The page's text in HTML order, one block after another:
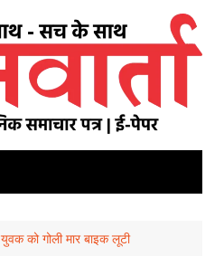
युवक को गोली मार बाइक लूटी